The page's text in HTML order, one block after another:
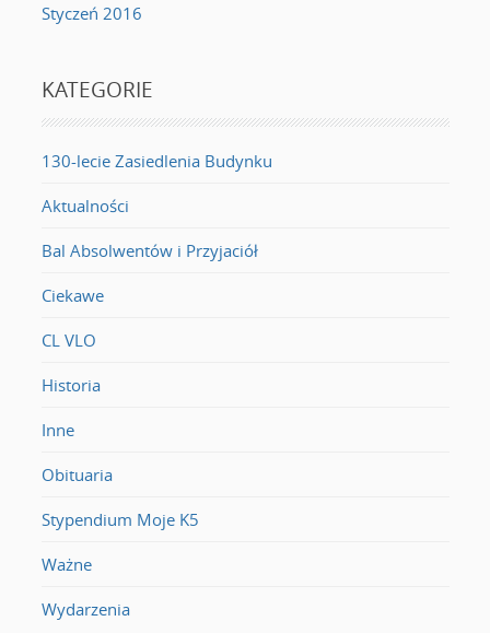
Styczeń 2016
KATEGORIE
130-lecie Zasiedlenia Budynku
Aktualności
Bal Absolwentów i Przyjaciół
Ciekawe
CL VLO
Historia
Inne
Obituaria
Stypendium Moje K5
Ważne
Wydarzenia